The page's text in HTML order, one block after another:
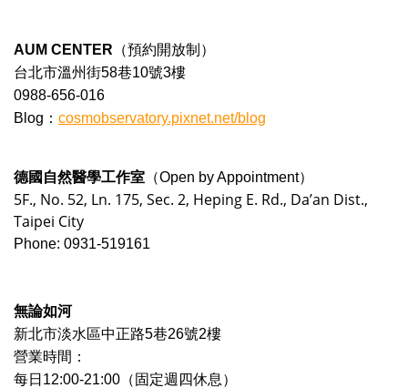
AUM CENTER （預約開放制）
台北市溫州街58巷10號3樓
0988-656-016
Blog： cosmobservatory.pixnet.net/blog
德國自然醫學工作室 （Open by Appointment）
5F., No. 52, Ln. 175, Sec. 2, Heping E. Rd., Da’an Dist.,
Taipei City
Phone: 0931-519161
無論如河
新北市淡水區中正路5巷26號2樓
營業時間：
每日12:00-21:00（固定週四休息）